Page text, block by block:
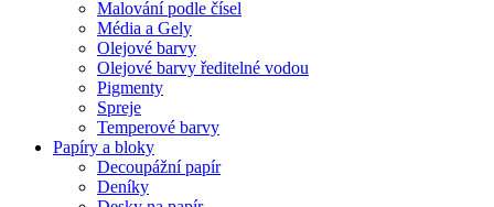
Malování podle čísel
Média a Gely
Olejové barvy
Olejové barvy ředitelné vodou
Pigmenty
Spreje
Temperové barvy
Papíry a bloky
Decoupážní papír
Deníky